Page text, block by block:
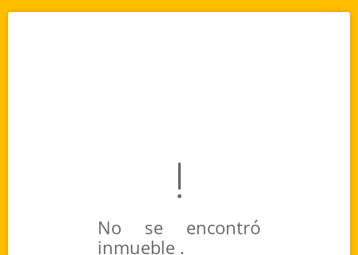
No se encontró
inmueble .